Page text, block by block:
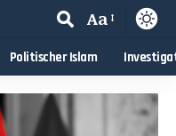
Aa
Politischer Islam